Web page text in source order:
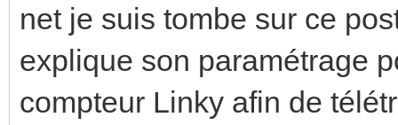
net je suis tombe sur ce
explique son paramétrage
compteur Linky afin de